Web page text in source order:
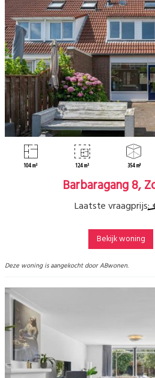
104 m² 124 m² 354 m³
Barbaragang 8,
Laatste vraagprijs:
Bekijk woning
Deze woning is aangekocht door ABwonen.